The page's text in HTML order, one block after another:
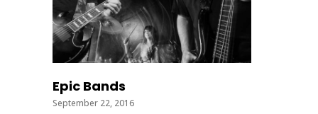
Epic Bands
September 22, 2016